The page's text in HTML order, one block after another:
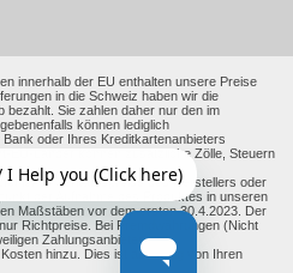
innerhalb der EU enthalten unsere Preise
in die Schweiz haben wir die
bezahlt. Sie zahlen daher nur den im
können lediglich
oder Ihres Kreditkartenanbieters
EU-Länder können zusätzliche Zölle, Steuern
Verkaufspreise des Herstellers oder
der Aufnahme des Produktes in unseren
Maßstäben vor dem ersten 30.4.2023. Der
Richtpreise. Bei Fremdwährungen (Nicht
Zahlungsanbieter und
hinzu. Dies ist abhängig von Ihren